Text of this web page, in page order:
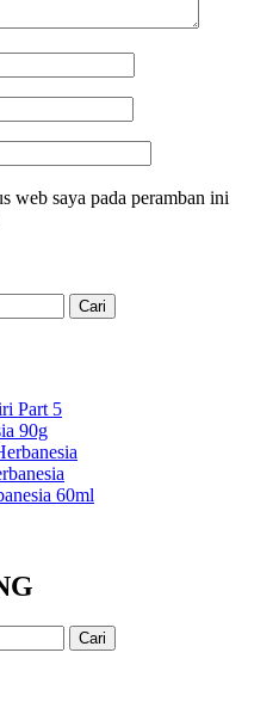
web saya pada peramban ini
Part 5
90g
60ml